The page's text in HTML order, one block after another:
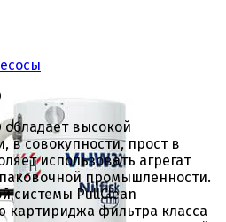
обладает высокой
в совокупности, прост в
использовать агрегат
промышленности.
системы PullClean
картириджа фильтра класса